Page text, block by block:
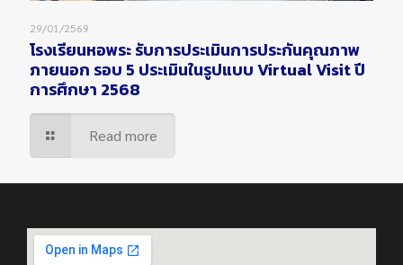
29/01/2569
โรงเรียนหอพระ รับการประเมินการประกันคุณภาพ
ภายนอก รอบ 5 ประเมินในรูปแบบ Virtual Visit ปี
การศึกษา 2568
Read more